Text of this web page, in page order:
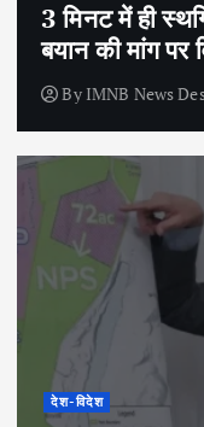
3 मिनट में ही
बयान की मांग पर
By IMNB News
देश-विदेश